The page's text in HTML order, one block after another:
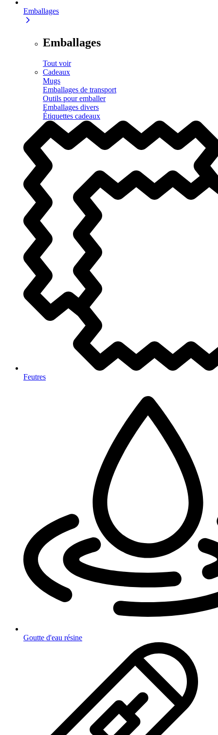
Emballages
Emballages
Tout voir
Cadeaux
Mugs
Emballages de transport
Outils pour emballer
Emballages divers
Étiquettes cadeaux
Feutres
Goutte d'eau résine